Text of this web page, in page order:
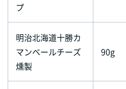
プ
明治北海道十勝カ
マンベールチーズ
燻製
90g